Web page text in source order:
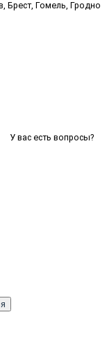
Брест, Гомель, Гродно
У вас есть вопросы?